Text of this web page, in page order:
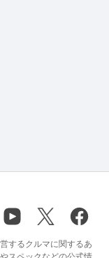
するクルマに関するあ